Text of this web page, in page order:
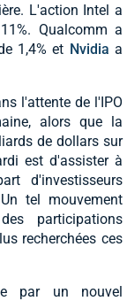
L'action Intel a
Qualcomm a
1,4% et Nvidia a
l'attente de l'IPO
alors que la
de dollars sur
est d'assister à
d'investisseurs
tel mouvement
participations
recherchées ces
par un nouvel